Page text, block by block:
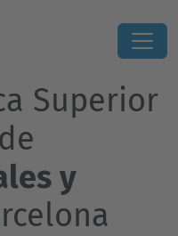
Superior
y